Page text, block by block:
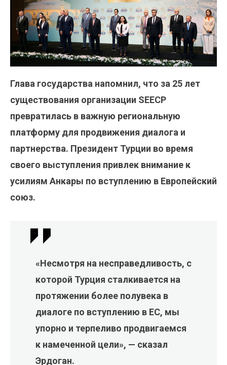
Глава государства напомнил, что за 25 лет
существования организации SEECP
превратилась в важную региональную
платформу для продвижения диалога и
партнерства. Президент Турции во время
своего выступления привлек внимание к
усилиям Анкары по вступлению в Европейский
союз.
«Несмотря на несправедливость, с
которой Турция сталкивается на
протяжении более полувека в
диалоге по вступлению в ЕС, мы
упорно и терпеливо продвигаемся
к намеченной цели», — сказал
Эрдоган.